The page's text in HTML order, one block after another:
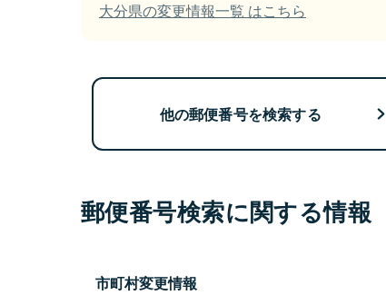
大分県の変更情報一覧 はこちら
他の郵便番号を検索する
郵便番号検索に関する情報
市町村変更情報